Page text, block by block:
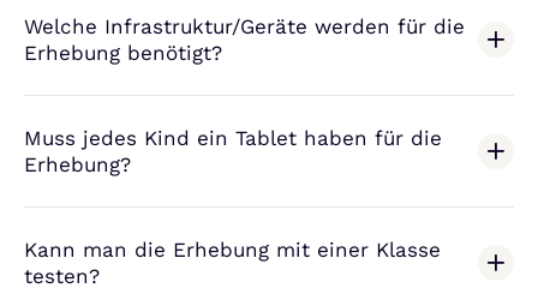
Welche Infrastruktur/Geräte werden für die
Erhebung benötigt?
Muss jedes Kind ein Tablet haben für die
Erhebung?
Kann man die Erhebung mit einer Klasse
testen?